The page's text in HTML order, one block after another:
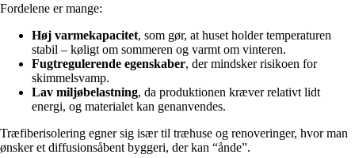
Fordelene er mange:
Høj varmekapacitet, som gør, at huset holder temperaturen
stabil – køligt om sommeren og varmt om vinteren.
Fugtregulerende egenskaber, der mindsker risikoen for
skimmelsvamp.
Lav miljøbelastning, da produktionen kræver relativt lidt
energi, og materialet kan genanvendes.
Træfiberisolering egner sig især til træhuse og renoveringer, hvor man
ønsker et diffusionsåbent byggeri, der kan “ånde”.